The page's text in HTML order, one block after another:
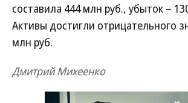
составила 444 млн руб., убыток –
Активы достигли отрицательного
млн руб.
Дмитрий Михеенко